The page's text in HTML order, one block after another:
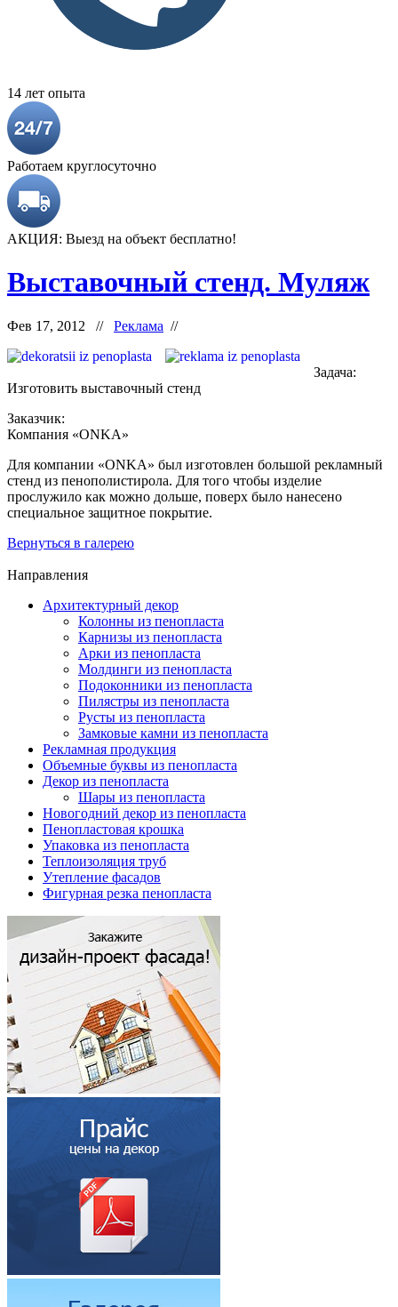
14 лет опыта
Работаем круглосуточно
АКЦИЯ: Выезд на объект бесплатно!
Выставочный стенд. Муляж
Фев 17, 2012 // Реклама //
Задача:
Изготовить выставочный стенд
Заказчик:
Компания «ONKA»
Для компании «ONKA» был изготовлен большой рекламный
стенд из пенополистирола. Для того чтобы изделие
прослужило как можно дольше, поверх было нанесено
специальное защитное покрытие.
Вернуться в галерею
Направления
Архитектурный декор
Колонны из пенопласта
Карнизы из пенопласта
Арки из пенопласта
Молдинги из пенопласта
Подоконники из пенопласта
Пилястры из пенопласта
Русты из пенопласта
Замковые камни из пенопласта
Рекламная продукция
Объемные буквы из пенопласта
Декор из пенопласта
Шары из пенопласта
Новогодний декор из пенопласта
Пенопластовая крошка
Упаковка из пенопласта
Теплоизоляция труб
Утепление фасадов
Фигурная резка пенопласта